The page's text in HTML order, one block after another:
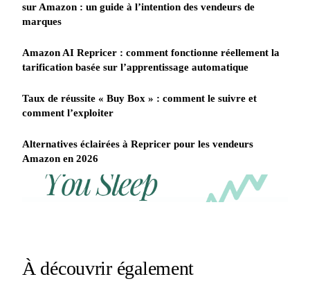
sur Amazon : un guide à l’intention des vendeurs de
marques
Amazon AI Repricer : comment fonctionne réellement la
tarification basée sur l’apprentissage automatique
Taux de réussite « Buy Box » : comment le suivre et
comment l’exploiter
Alternatives éclairées à Repricer pour les vendeurs
Amazon en 2026
REPRICER
Win
while
you
Your
Repricer.com
À découvrir également